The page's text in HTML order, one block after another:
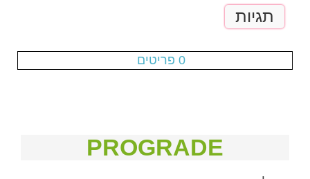
תגיות
0 פריטים
PROGRADE